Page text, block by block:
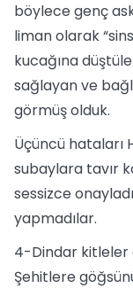
böylece genç
liman olarak
kucağına
sağlayan ve
görmüş olduk.
Üçüncü hataları
subaylara tavır
sessizce
yapmadılar.
4-Dindar kitleler
Şehitlere